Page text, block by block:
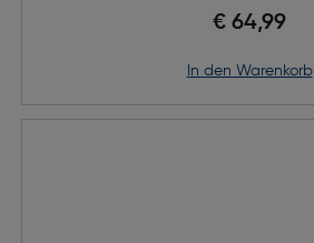
€ 64,99
in den Warenkorb